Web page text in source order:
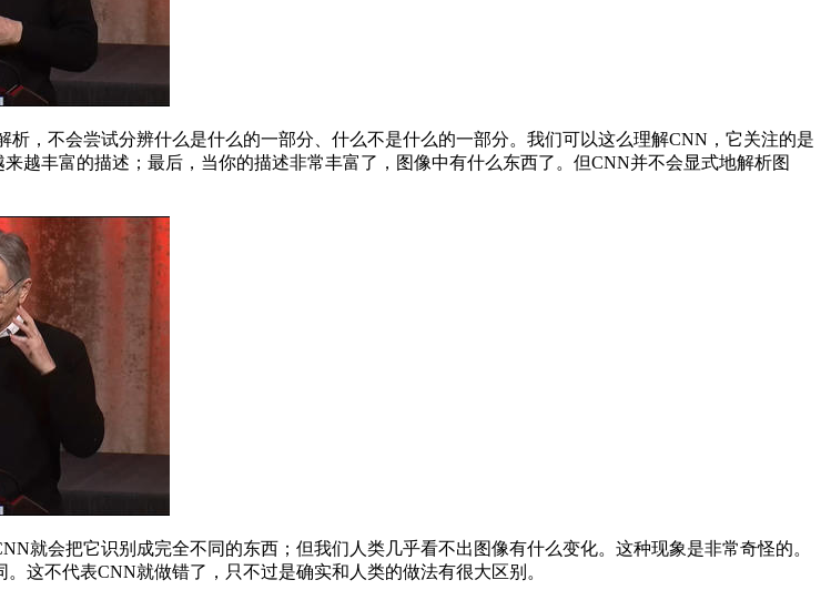
不会尝试分辨什么是什么的一部分、什么不是什么的一部分。我们可以这么理解CNN，它关注的是
越丰富的描述；最后，当你的描述非常丰富了，图像中有什么东西了。但CNN并不会显式地解析图
会把它识别成完全不同的东西；但我们人类几乎看不出图像有什么变化。这种现象是非常奇怪的。
这不代表CNN就做错了，只不过是确实和人类的做法有很大区别。